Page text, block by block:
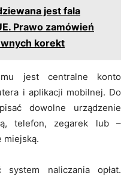
jest fala
Prawo zamówień
korekt
jest centralne konto
i aplikacji mobilnej. Do
dowolne urządzenie
telefon, zegarek lub –
miejską.
naliczania opłat.